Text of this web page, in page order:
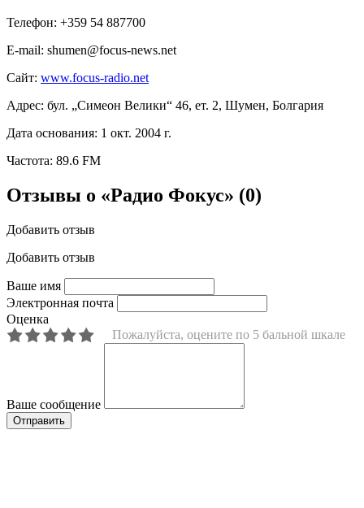
Телефон: +359 54 887700
E-mail: shumen@focus-news.net
Сайт: www.focus-radio.net
Адрес: бул. „Симеон Велики“ 46, ет. 2, Шумен, Болгария
Дата основания: 1 окт. 2004 г.
Частота: 89.6 FM
Отзывы о «Радио Фокус» (0)
Добавить отзыв
Добавить отзыв
Ваше имя
Электронная почта
Оценка
Пожалуйста, оцените по 5 бальной шкале
Ваше сообщение